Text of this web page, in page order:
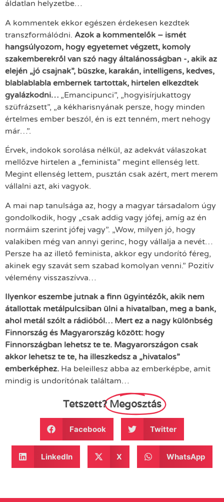
áldatlan helyzetbe…
A kommentek ekkor egészen érdekesen kezdtek
transzformálódni. Azok a kommentelők – ismét
hangsúlyozom, hogy egyetemet végzett, komoly
szakemberekről van szó nagy általánosságban -, akik az
elején „jó csajnak”, büszke, karakán, intelligens, kedves,
blablablabla embernek tartottak, hirtelen elkezdtek
gyalázkodni… „Emancipunci”, „hogyisírjukattogy
szüfrázsett”, „a kékharisnyának persze, hogy minden
értelmes ember beszól, én is ezt tenném, mert nehogy
már…”.
Érvek, indokok sorolása nélkül, az adekvát válaszokat
mellőzve hirtelen a „feminista” megint ellenség lett.
Megint ellenség lettem, pusztán csak azért, mert merem
vállalni azt, aki vagyok.
A mai nap tanulsága az, hogy a magyar társadalom úgy
gondolkodik, hogy „csak addig vagy jófej, amíg az én
normáim szerint jófej vagy”. „Wow, milyen jó, hogy
valakiben még van annyi gerinc, hogy vállalja a nevét…
Persze ha az illető feminista, akkor egy undorító féreg,
akinek egy szavát sem szabad komolyan venni.” Pozitív
vélemény visszaszívva…
Ilyenkor eszembe jutnak a finn ügyintézők, akik nem
átallottak metálpulcsiban ülni a hivatalban, meg a bank,
ahol metál szólt a rádióból… Mert ez a nagy különbség
Finnország és Magyarország között: hogy
Finnországban lehetsz te te. Magyarországon csak
akkor lehetsz te te, ha illeszkedsz a „hivatalos”
emberképhez. Ha beleillesz abba az emberképbe, amit
mindig is undorítónak találtam…
Tetszett? Megosztás
Facebook Twitter
LinkedIn X WhatsApp